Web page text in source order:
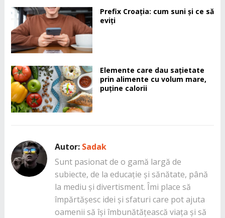
Prefix Croația: cum suni și ce să
eviți
Elemente care dau sațietate
prin alimente cu volum mare,
puține calorii
Autor: Sadak
Sunt pasionat de o gamă largă de
subiecte, de la educație și sănătate, până
la mediu și divertisment. Îmi place să
împărtășesc idei și sfaturi care pot ajuta
oamenii să își îmbunătățească viața și să